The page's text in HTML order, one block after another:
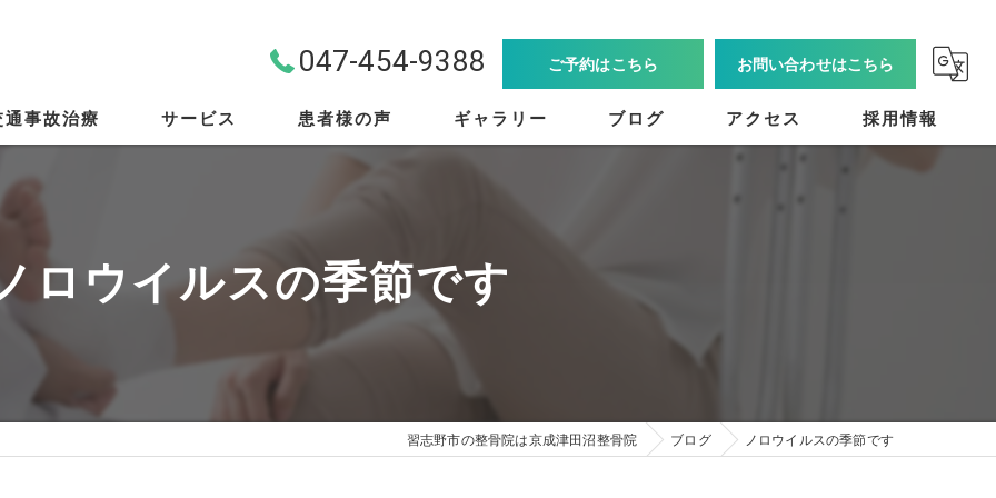
047-454-9388 ご予約はこちら お問い合わせはこちら
通事故治療 サービス
スポーツ外傷
骨盤矯正
患者様の声 ギャラリー ブログ アクセス 採用情報
ロウイルスの季節です
習志野市の整骨院は京成津田沼整骨院 ブログ ノロウイルスの季節です